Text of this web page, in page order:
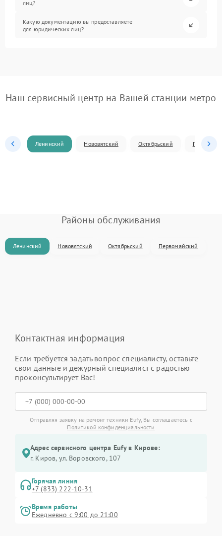
лиц?
Какую документацию вы предоставляете
для юридических лиц?
Наш сервисный центр на Вашей станции метро
Ленинский Нововятский Октябрьский
Районы обслуживания
Ленинский Нововятский Октябрьский Первомайский
Контактная информация
Если требуется задать вопрос специалисту, оставьте
свои данные и дежурный специалист с радостью
проконсультирует Вас!
Отправляя заявку на ремонт техники Eufy, Вы соглашаетесь с
Политикой конфиденциальности
Адрес сервисного центра Eufy в Кирове:
г. Киров, ул. Воровского, 107
Горячая линия
+7 (833) 222-10-31
Время работы
Ежедневно с 9:00 до 21:00